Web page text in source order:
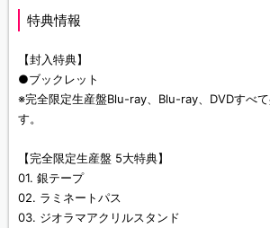
特典情報
【封入特典】
●ブックレット
※完全限定生産盤Blu-ray、Blu-ray、DVDすべ
す。
【完全限定生産盤 5大特典】
01. 銀テープ
02. ラミネートパス
03. ジオラマアクリルスタンド